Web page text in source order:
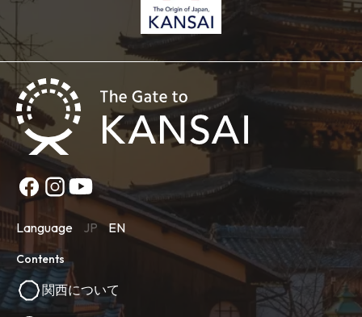
Language JP EN
Contents
関西について